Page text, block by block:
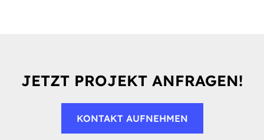
JETZT PROJEKT ANFRAGEN!
KONTAKT AUFNEHMEN